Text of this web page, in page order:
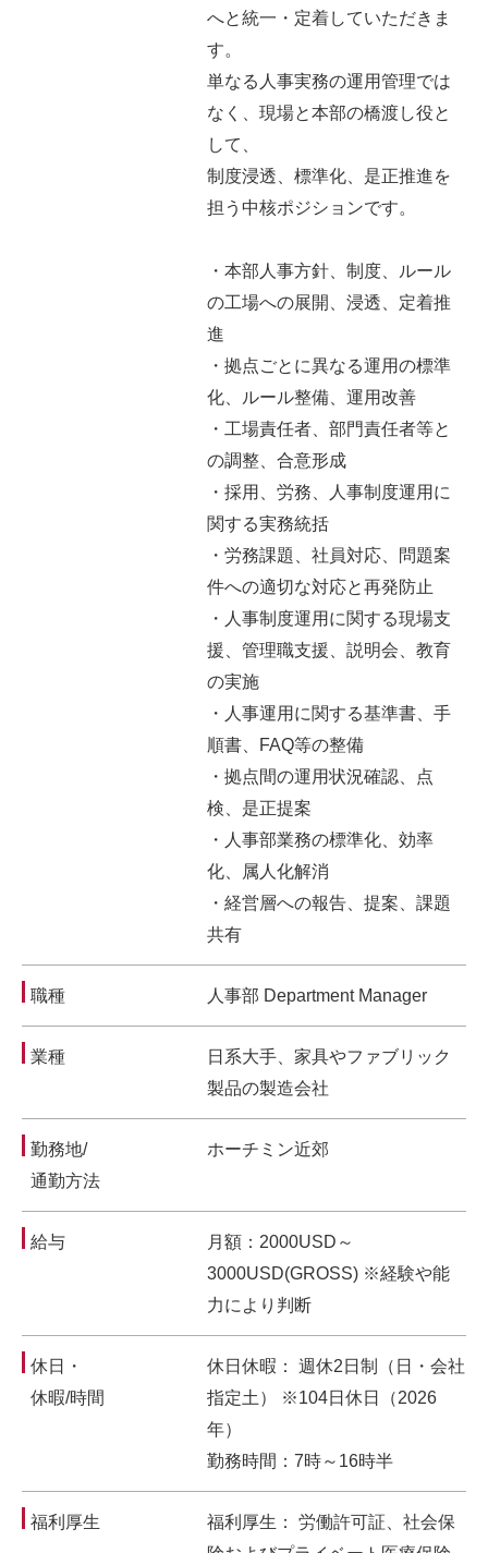
へと統一・定着していただきま
す。
単なる人事実務の運用管理では
なく、現場と本部の橋渡し役と
して、
制度浸透、標準化、是正推進を
担う中核ポジションです。
・本部人事方針、制度、ルール
の工場への展開、浸透、定着推
進
・拠点ごとに異なる運用の標準
化、ルール整備、運用改善
・工場責任者、部門責任者等と
の調整、合意形成
・採用、労務、人事制度運用に
関する実務統括
・労務課題、社員対応、問題案
件への適切な対応と再発防止
・人事制度運用に関する現場支
援、管理職支援、説明会、教育
の実施
・人事運用に関する基準書、手
順書、FAQ等の整備
・拠点間の運用状況確認、点
検、是正提案
・人事部業務の標準化、効率
化、属人化解消
・経営層への報告、提案、課題
共有
職種 人事部 Department Manager
業種
日系大手、家具やファブリック
製品の製造会社
勤務地/
通勤方法
ホーチミン近郊
給与
月額：2000USD～
3000USD(GROSS) ※経験や能
力により判断
休日・
休暇/時間
休日休暇： 週休2日制（日・会社
指定土） ※104日休日（2026
年）
勤務時間：7時～16時半
福利厚生
福利厚生： 労働許可証、社会保